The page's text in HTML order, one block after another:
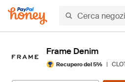
Frame Denim
Recupero del 5% |